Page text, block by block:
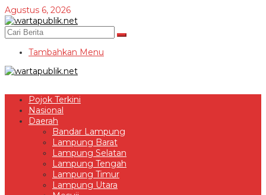
Lewati
ke
konten
Agustus 6, 2026
Tambahkan Menu
Pojok Terkini
Nasional
Daerah
Bandar Lampung
Lampung Barat
Lampung Selatan
Lampung Tengah
Lampung Timur
Lampung Utara